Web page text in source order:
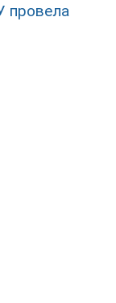
провела